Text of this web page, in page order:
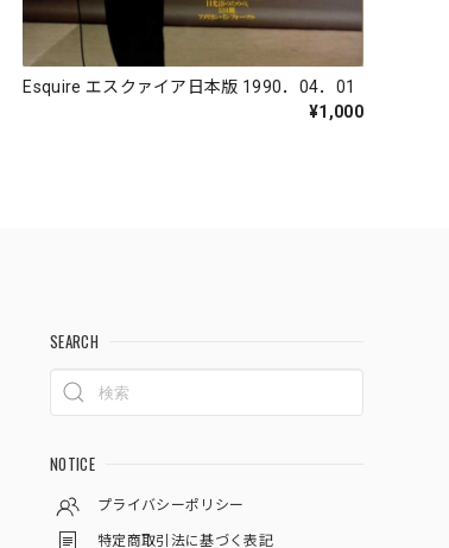
Esquire エスクァイア日本版 1990．04．01
¥1,000
SEARCH
NOTICE
プライバシーポリシー
特定商取引法に基づく表記